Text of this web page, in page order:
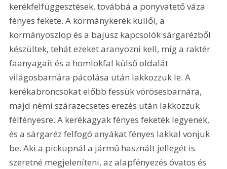
kerékfelfüggesztések, továbbá a ponyvatető váza
fényes fekete. A kormánykerék küllői, a
kormányoszlop és a bajusz kapcsolók sárgarézből
készültek, tehát ezeket aranyozni kell, míg a raktér
faanyagait és a homlokfal külső oldalát
világosbarnára pácolása után lakkozzuk le. A
kerékabroncsokat előbb fessük vörösesbarnára,
majd némi szárazecsetes erezés után lakkozzuk
félfényesre. A kerékagyak fényes feketék legyenek,
és a sárgaréz felfogó anyákat fényes lakkal vonjuk
be. Aki a pickupnál a jármű használt jellegét is
szeretné megjeleníteni, az alapfényezés óvatos és